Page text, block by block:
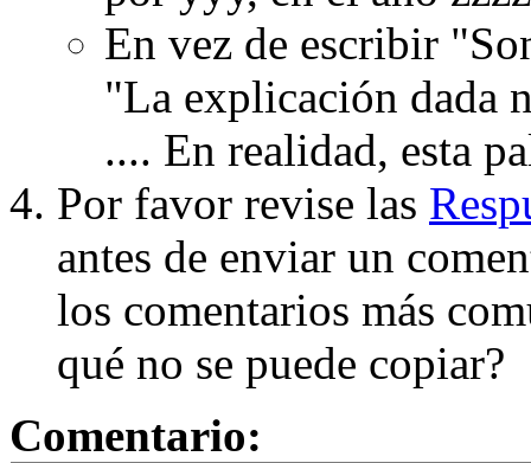
En vez de escribir
"La explicación dada
.... En realidad, esta
Por favor revise las
antes de enviar un
los comentarios más
qué no se puede copiar?
Comentario: